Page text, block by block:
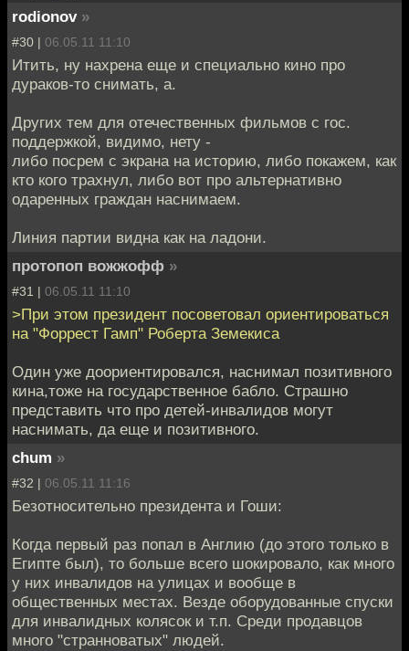
rodionov »
#30 | 06.05.11 11:10
Итить, ну нахрена еще и специально кино про
дураков-то снимать, а.
Других тем для отечественных фильмов с гос.
поддержкой, видимо, нету -
либо посрем с экрана на историю, либо покажем, как
кто кого трахнул, либо вот про альтернативно
одаренных граждан наснимаем.
Линия партии видна как на ладони.
протопоп вожжофф »
#31 | 06.05.11 11:10
>При этом президент посоветовал ориентироваться
на "Форрест Гамп" Роберта Земекиса
Один уже доориентировался, наснимал позитивного
кина,тоже на государственное бабло. Страшно
представить что про детей-инвалидов могут
наснимать, да еще и позитивного.
chum »
#32 | 06.05.11 11:16
Безотносительно президента и Гоши:
Когда первый раз попал в Англию (до этого только в
Египте был), то больше всего шокировало, как много
у них инвалидов на улицах и вообще в
общественных местах. Везде оборудованные спуски
для инвалидных колясок и т.п. Среди продавцов
много "странноватых" людей.